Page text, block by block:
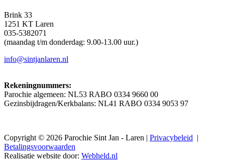
Brink 33
1251 KT Laren
035-5382071
(maandag t/m donderdag: 9.00-13.00 uur.)
info@sintjanlaren.nl
Rekeningnummers:
Parochie algemeen: NL53 RABO 0334 9660 00
Gezinsbijdragen/Kerkbalans: NL41 RABO 0334 9053 97
Copyright © 2026 Parochie Sint Jan - Laren | Privacybeleid |
Betalingsvoorwaarden
Realisatie website door: Webheld.nl